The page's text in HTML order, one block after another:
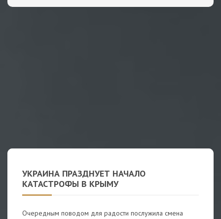
УКРАИНА ПРАЗДНУЕТ НАЧАЛО
КАТАСТРОФЫ В КРЫМУ
Очередным поводом для радости послужила смена